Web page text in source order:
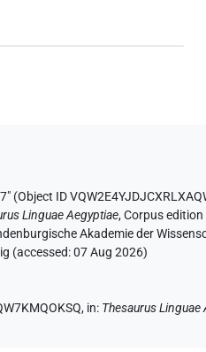
(Object ID
Linguae Aegyptiae,Corpus edition
Akademie der
(accessed:07 Aug 2026)
in: Thesaurus Linguae